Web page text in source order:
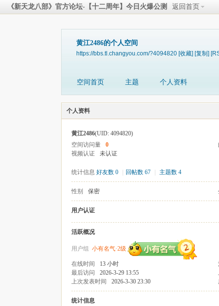
《新天龙八部》官方论坛-【十二周年】今日火爆公测 返回首页
黄江2486的个人空间
https://bbs.tl.changyou.com/?4094820 [收藏] [复制]
空间首页 主题 个人资料
个人资料
黄江2486(UID: 4094820)
空间访问量
0
视频认证
未认证
统计信息 好友数 0 回帖数 67 主题数 4
性别 保密
用户认证
活跃概况
用户组 小有名气·2级
在线时间 13 小时
最后访问
2026-3-29 13:55
上次发表时间
2026-3-30 23:30
统计信息